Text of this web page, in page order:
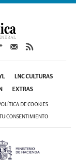
LNC CULTURAS
EXTRAS
DE COOKIES
CONSENTIMIENTO